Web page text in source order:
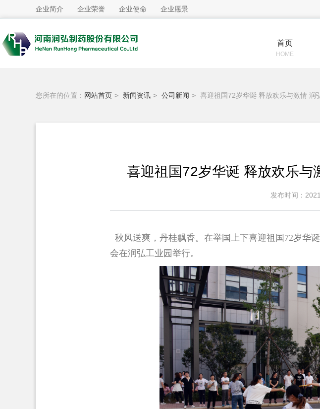
企业简介 企业荣誉 企业使命 企业愿景
首页
HOME
您所在的位置： 网站首页 > 新闻资讯 > 公司新闻 > 喜迎祖国72岁华诞 释放欢乐与激情 润
喜迎祖国72岁华诞 释放欢乐与
发布时间：
秋风送爽，丹桂飘香。在举国上下喜迎祖国72岁华
会在润弘工业园举行。